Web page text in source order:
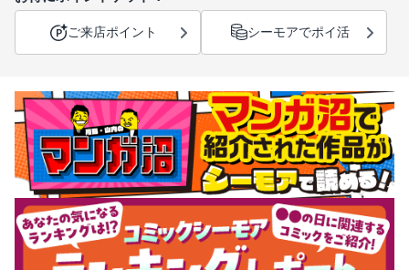
ご来店ポイント シーモアでポイ活